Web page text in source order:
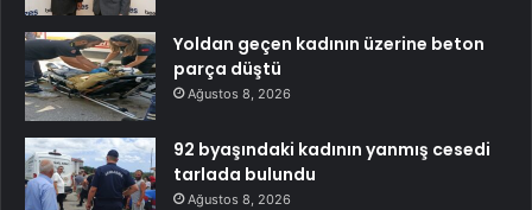
Yoldan geçen kadının üzerine beton
parça düştü
Ağustos 8, 2026
92 byaşındaki kadının yanmış cesedi
tarlada bulundu
Ağustos 8, 2026